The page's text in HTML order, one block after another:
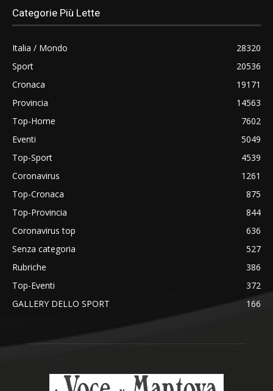
Categorie Più Lette
Italia / Mondo
28320
Sport
20536
Cronaca
19171
Provincia
14563
Top-Home
7602
Eventi
5049
Top-Sport
4539
Coronavirus
1261
Top-Cronaca
875
Top-Provincia
844
Coronavirus top
636
Senza categoria
527
Rubriche
386
Top-Eventi
372
GALLERY DELLO SPORT
166